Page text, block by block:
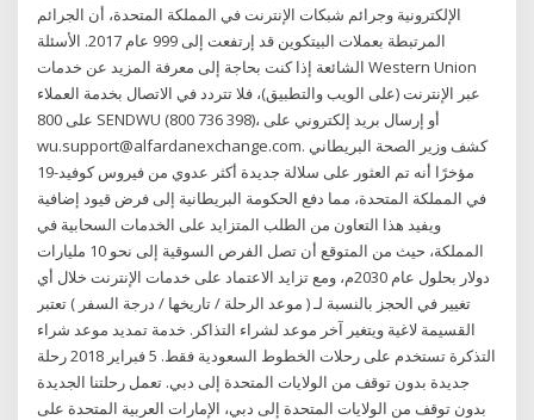
الإلكترونية وجرائم شبكات الإنترنت في المملكة المتحدة، أن الجرائم
المرتبطة بعملات البيتكوين قد إرتفعت إلى 999 عام 2017. الأسئلة
الشائعة إذا كنت بحاجة إلى معرفة المزيد عن خدمات Western Union
عبر الإنترنت (على الويب والتطبيق)، فلا تتردد في الاتصال بخدمة العملاء
على 800‎ SENDWU (800‎ 736 398)، أو إرسال بريد إلكتروني على
wu.support@alfardanexchange.com‎. كشف وزير الصحة البريطاني
مؤخرًا أنه تم العثور على سلالة جديدة أكثر عدوي من فيروس كوفيد-19
في المملكة المتحدة، مما دفع الحكومة البريطانية إلى فرض قيود إضافية
ويفيد هذا التعاون من الطلب المتزايد على الخدمات السحابية في
المملكة، حيث من المتوقع أن تصل الفرص السوقية إلى نحو 10 مليارات
دولار بحلول عام 2030م، ومع تزايد الاعتماد على خدمات الإنترنت خلال أي
تغيير في الحجز بالنسبة لـ ( موعد الرحلة / تاريخها / درجة السفر ) تعتبر
القسيمة لاغية ويتغير آخر موعد لشراء التذاكر. خدمة تمديد موعد شراء
التذكرة تستخدم على رحلات الخطوط السعودية فقط. 5 فبراير 2018 رحلة
جديدة بدون توقف من الولايات المتحدة إلى دبي. تعمل رحلتنا الجديدة
بدون توقف من الولايات المتحدة إلى دبي، الإمارات العربية المتحدة على